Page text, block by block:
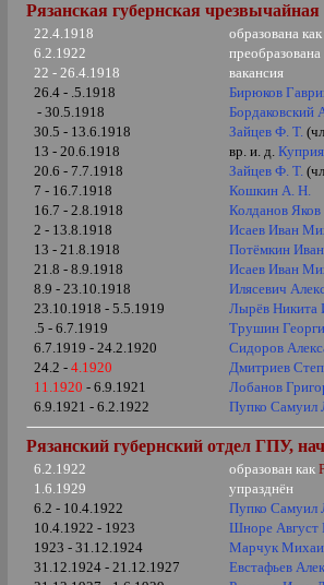
Рязанская губернская
22.4.1918
образована
6.2.1922
22 - 26.4.1918
вакансия
26.4 - .5.1918
Бирюков
- 30.5.1918
Бордаковский
30.5 - 13.6.1918
Зайцев Ф. Т.
13 - 20.6.1918
вр. и. д.
20.6 - 7.7.1918
Зайцев Ф. Т.
7 - 16.7.1918
Кошкин А. Н.
16.7 - 2.8.1918
Колданов
2 - 13.8.1918
Исаев Иван
13 - 21.8.1918
Потёмкин
21.8 - 8.9.1918
Исаев Иван
8.9 - 23.10.1918
Илясевич
23.10.1918 - 5.5.1919
Лырёв Никита
.5 - 6.7.1919
Трушин
6.7.1919 - 24.2.1920
Сидоров
24.2 -4.1920
Дмитриев
11.1920 - 6.9.1921
Лобанов
6.9.1921 - 6.2.1922
Пупко Самуил
Рязанский губернский отдел ГПУ,
6.2.1922 образован как
1.6.1929
упразднён
6.2 - 10.4.1922
Пупко Самуил
10.4.1922 - 1923
Шноре Август
1923 - 31.12.1924
Марчук
31.12.1924 - 21.12.1927
Евстафьев